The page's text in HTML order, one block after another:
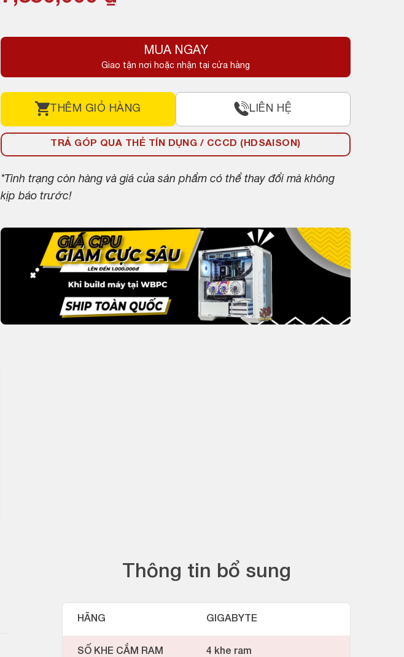
là:
7,800,000 ₫.
tại
7,350,000 ₫.
MUA NGAY
Giao tận nơi hoặc nhận tại cửa hàng
THÊM GIỎ HÀNG LIÊN HỆ
TRẢ GÓP QUA THẺ TÍN DỤNG / CCCD (HDSAISON)
*Tình trạng còn hàng và giá của sản phẩm có thể thay đổi mà không
kịp báo trước!
Thông tin bổ sung
HÃNG GIGABYTE
SỐ KHE CẮM RAM 4 khe ram